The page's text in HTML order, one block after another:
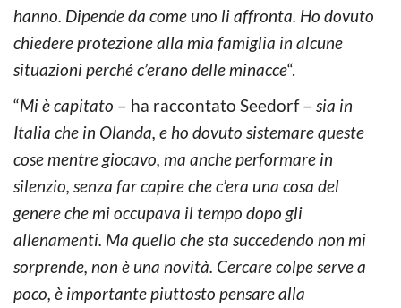
hanno. Dipende da come uno li affronta. Ho dovuto
chiedere protezione alla mia famiglia in alcune
situazioni perché c’erano delle minacce“.
“Mi è capitato – ha raccontato Seedorf – sia in
Italia che in Olanda, e ho dovuto sistemare queste
cose mentre giocavo, ma anche performare in
silenzio, senza far capire che c’era una cosa del
genere che mi occupava il tempo dopo gli
allenamenti. Ma quello che sta succedendo non mi
sorprende, non è una novità. Cercare colpe serve a
poco, è importante piuttosto pensare alla